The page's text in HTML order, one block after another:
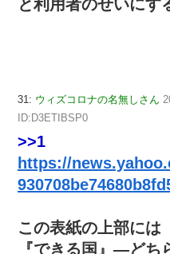
と利用者のせいにす
31: ウィズコロナの名無しさん
ID:D3ETIBSP0
>>1
https://
この表紙の上部には
『できる国』―どち